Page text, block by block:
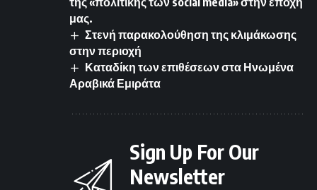
μας.
Στενή παρακολούθηση της κλιμάκωσης
στην περιοχή
Καταδίκη των επιθέσεων στα Ηνωμένα
Αραβικά Εμιράτα
Sign Up For Our
Newsletter